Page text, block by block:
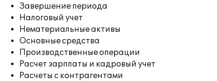
Завершение периода
Налоговый учет
Нематериальные активы
Основные средства
Производственные операции
Расчет зарплаты и кадровый учет
Расчеты с контрагентами